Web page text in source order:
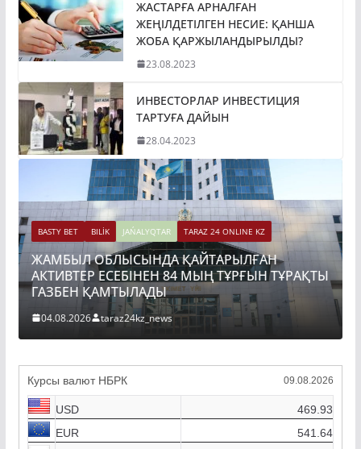
ЖАСТАРҒА АРНАЛҒАН
ЖЕҢІЛДЕТІЛГЕН НЕСИЕ: ҚАНША
ЖОБА ҚАРЖЫЛАНДЫРЫЛДЫ?
23.08.2023
ИНВЕСТОРЛАР ИНВЕСТИЦИЯ
ТАРТУҒА ДАЙЫН
28.04.2023
BASTY BET BILİK JAŃALYQTAR TARAZ 24 ONLINE KZ
ОБЛЫСЫНДА ҚАЙТАРЫЛҒАН
ЕСЕБІНЕН 84 МЫҢ ТҰРҒЫН ТҰРАҚТЫ
ҚАМТЫЛАДЫ
04.08.2026 taraz24kz_news
BASTY
Курсы валют НБРК
USD
469.93
EUR
541.64